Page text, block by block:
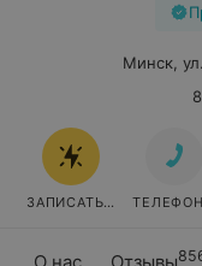
Минск,
ЗАПИСАТЬСЯ ОНЛАЙН